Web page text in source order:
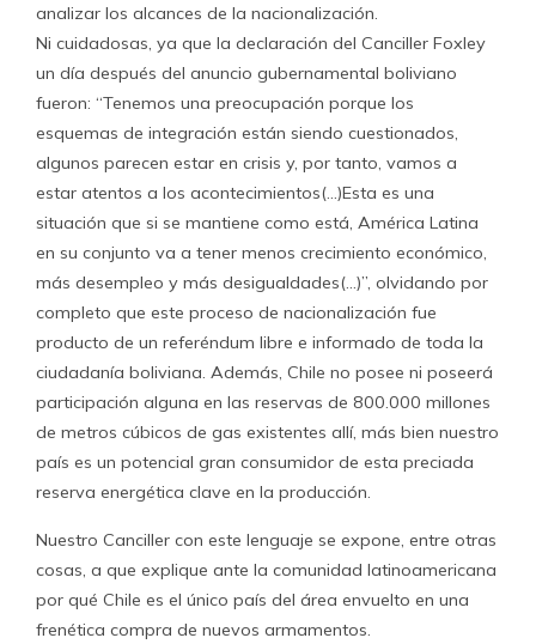
analizar los alcances de la nacionalización.
Ni cuidadosas, ya que la declaración del Canciller Foxley
un día después del anuncio gubernamental boliviano
fueron: “Tenemos una preocupación porque los
esquemas de integración están siendo cuestionados,
algunos parecen estar en crisis y, por tanto, vamos a
estar atentos a los acontecimientos(…)Esta es una
situación que si se mantiene como está, América Latina
en su conjunto va a tener menos crecimiento económico,
más desempleo y más desigualdades(…)”, olvidando por
completo que este proceso de nacionalización fue
producto de un referéndum libre e informado de toda la
ciudadanía boliviana. Además, Chile no posee ni poseerá
participación alguna en las reservas de 800.000 millones
de metros cúbicos de gas existentes allí, más bien nuestro
país es un potencial gran consumidor de esta preciada
reserva energética clave en la producción.
Nuestro Canciller con este lenguaje se expone, entre otras
cosas, a que explique ante la comunidad latinoamericana
por qué Chile es el único país del área envuelto en una
frenética compra de nuevos armamentos.